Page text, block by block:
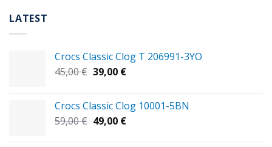
LATEST
Crocs Classic Clog T 206991-3YΟ
45,00€ Original
45,00 €.
39,00 €Η
είναι:
39,00 €.
Crocs Classic Clog 10001-5BN
59,00€ Original
49,00 €Η